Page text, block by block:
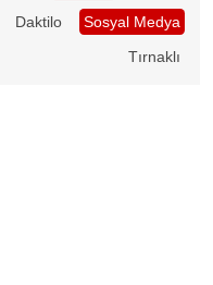
Daktilo
Sosyal Medya
Tırnaklı